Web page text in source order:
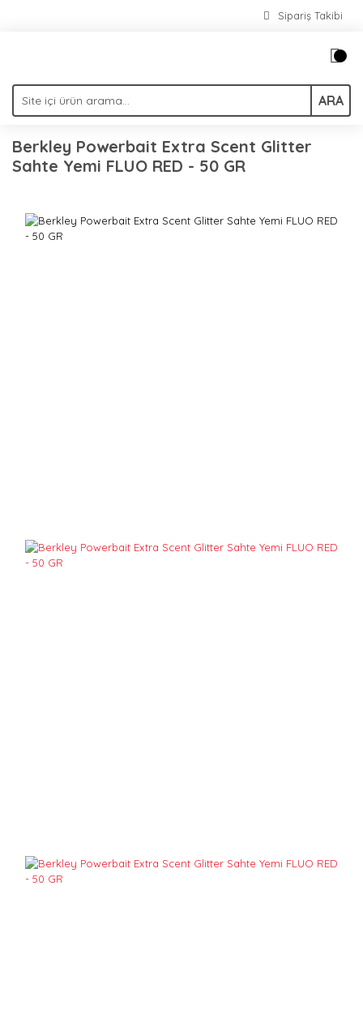
Sipariş Takibi
ARA
Berkley Powerbait Extra Scent Glitter
Sahte Yemi FLUO RED - 50 GR